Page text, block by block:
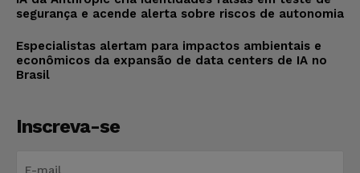
segurança e acende alerta sobre riscos de autonomia
Especialistas alertam para impactos ambientais e
econômicos da expansão de data centers de IA no
Brasil
Inscreva-se